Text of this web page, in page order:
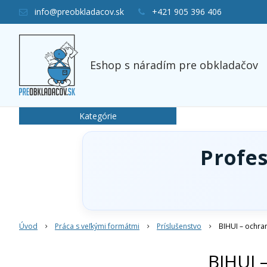
Eshop s náradím pre obkladačov
info@preobkladacov.sk +421 905 396 406
Úvod Práca s veľkými formátmi Príslušenstvo BIHUI –
BIHUI
Kategórie